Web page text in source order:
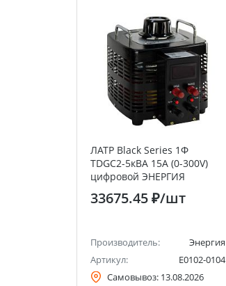
ЛАТР Black Series 1Ф
TDGC2-5кВА 15А (0-300V)
цифровой ЭНЕРГИЯ
33675.45 ₽/шт
Производитель:
Энергия
Артикул:
Е0102-0104
Самовывоз: 13.08.2026